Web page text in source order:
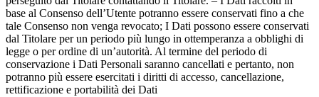
base al Consenso dell’Utente potranno essere conservati fino a che
tale Consenso non venga revocato; I Dati possono essere conservati
dal Titolare per un periodo più lungo in ottemperanza a obblighi di
legge o per ordine di un’autorità. Al termine del periodo di
conservazione i Dati Personali saranno cancellati e pertanto, non
potranno più essere esercitati i diritti di accesso, cancellazione,
rettificazione e portabilità dei Dati